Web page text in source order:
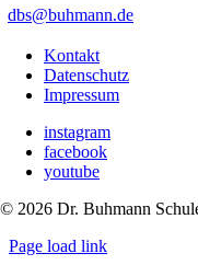
dbs@buhmann.de
Kontakt
Datenschutz
Impressum
instagram
facebook
youtube
© 2026 Dr. Buhmann
Page load link